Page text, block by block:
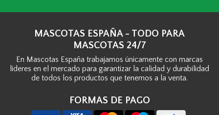
MASCOTAS ESPAÑA - TODO PARA
MASCOTAS 24/7
En Mascotas España trabajamos únicamente con marcas
líderes en el mercado para garantizar la calidad y durabilidad
de todos los productos que tenemos a la venta.
FORMAS DE PAGO